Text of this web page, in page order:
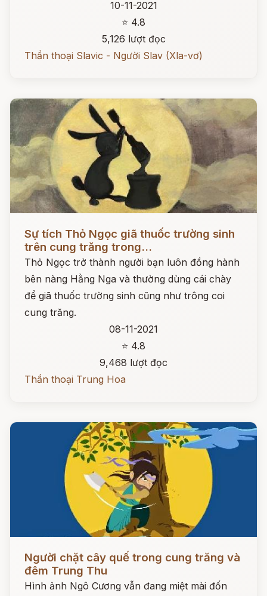
10-11-2021
⭐ 4.8
5,126 lượt đọc
Thần thoại Slavic - Người Slav (Xla-vơ)
Sự tích Thỏ Ngọc giã thuốc trường sinh
trên cung trăng trong...
Thỏ Ngọc trở thành người bạn luôn đồng hành
bên nàng Hằng Nga và thường dùng cái chày
để giã thuốc trường sinh cũng như trông coi
cung trăng.
08-11-2021
⭐ 4.8
9,468 lượt đọc
Thần thoại Trung Hoa
Người chặt cây quế trong cung trăng và
đêm Trung Thu
Hình ảnh Ngô Cương vẫn đang miệt mài đốn